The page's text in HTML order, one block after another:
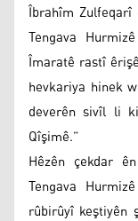
Îbrahîm
Tengava
Îmaratê rastî
hevkariya hinek
deverên sivîl li
Qîşimê.”
Hêzên çekdar
Tengava
rûbirûyî